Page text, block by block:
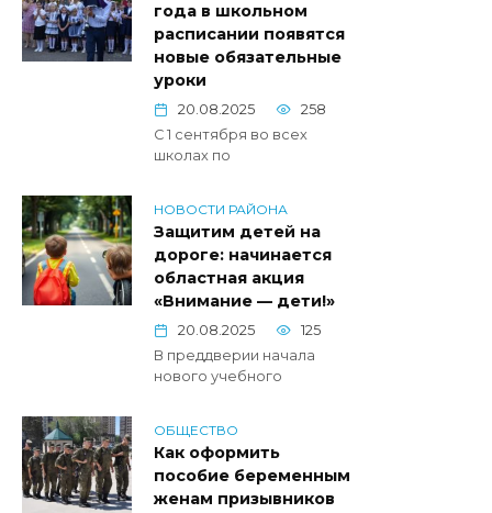
года в школьном
расписании появятся
новые обязательные
уроки
20.08.2025
258
С 1 сентября во всех
школах по
НОВОСТИ РАЙОНА
Защитим детей на
дороге: начинается
областная акция
«Внимание — дети!»
20.08.2025
125
В преддверии начала
нового учебного
ОБЩЕСТВО
Как оформить
пособие беременным
женам призывников